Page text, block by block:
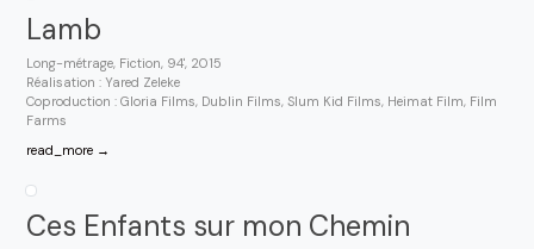
Lamb
Long-métrage, Fiction, 94', 2015
Réalisation : Yared Zeleke
Coproduction : Gloria Films, Dublin Films, Slum Kid Films, Heimat Film, Film
Farms
read_more →
Ces Enfants sur mon Chemin